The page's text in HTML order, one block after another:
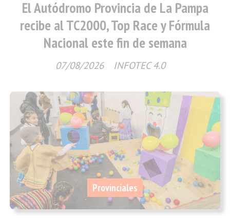
El Autódromo Provincia de La Pampa
recibe al TC2000, Top Race y Fórmula
Nacional este fin de semana
INFOTEC 4.0
07/08/2026
Provinciales